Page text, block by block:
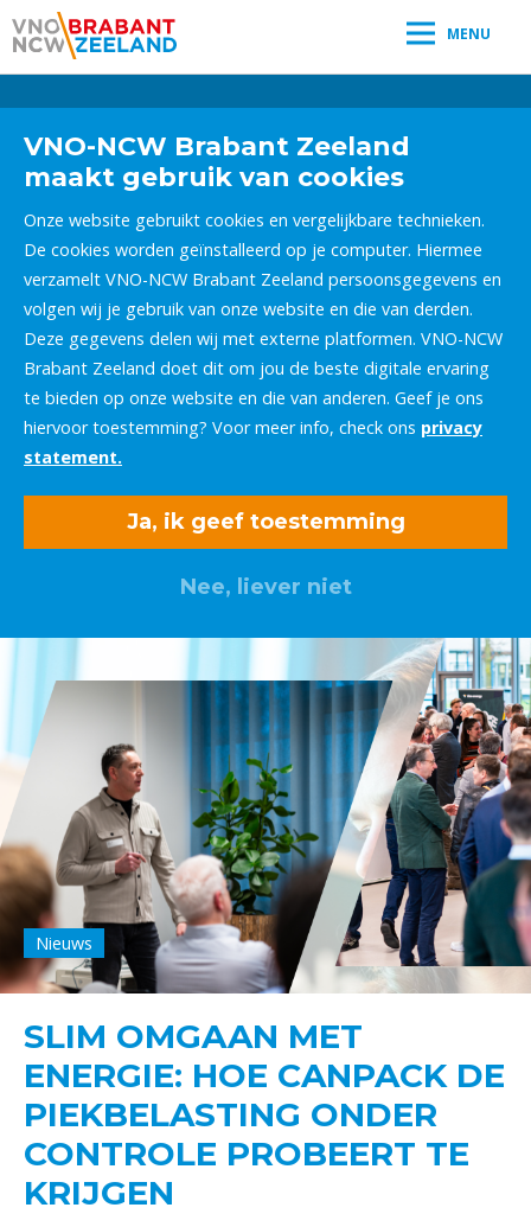
MENU
VNO-NCW Brabant Zeeland
maakt gebruik van cookies
Onze website gebruikt cookies en vergelijkbare technieken.
De cookies worden geïnstalleerd op je computer. Hiermee
verzamelt VNO-NCW Brabant Zeeland persoonsgegevens en
volgen wij je gebruik van onze website en die van derden.
Deze gegevens delen wij met externe platformen. VNO-NCW
Brabant Zeeland doet dit om jou de beste digitale ervaring
te bieden op onze website en die van anderen. Geef je ons
hiervoor toestemming? Voor meer info, check ons privacy
statement.
Ja, ik geef toestemming
Nee, liever niet
Nieuws
SLIM OMGAAN MET
ENERGIE: HOE CANPACK DE
PIEKBELASTING ONDER
CONTROLE PROBEERT TE
KRIJGEN